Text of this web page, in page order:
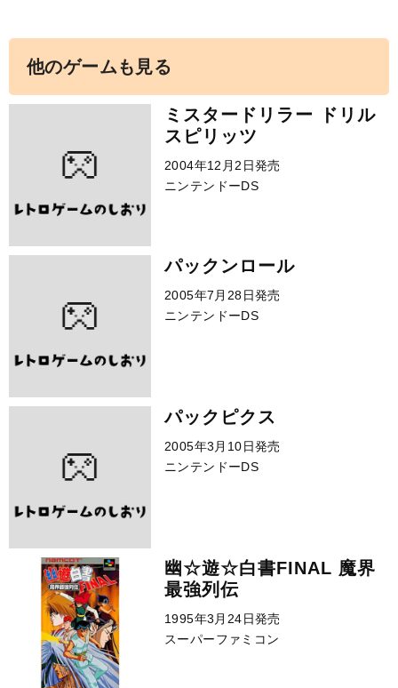
他のゲームも見る
ミスタードリラー ドリル
スピリッツ
2004年12月2日発売
ニンテンドーDS
パックンロール
2005年7月28日発売
ニンテンドーDS
パックピクス
2005年3月10日発売
ニンテンドーDS
幽☆遊☆白書FINAL 魔界
最強列伝
1995年3月24日発売
スーパーファミコン